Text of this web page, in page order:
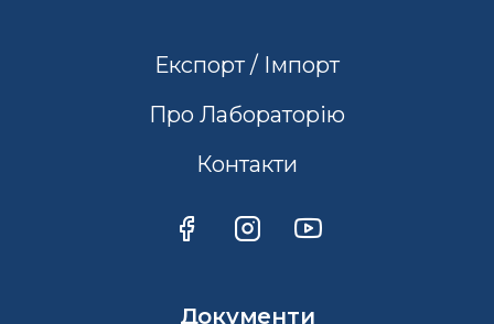
Експорт / Імпорт
Про Лабораторію
Контакти
Документи